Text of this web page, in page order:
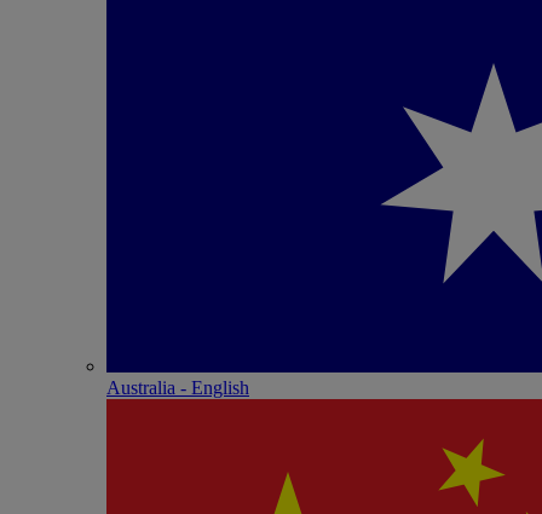
Australia - English